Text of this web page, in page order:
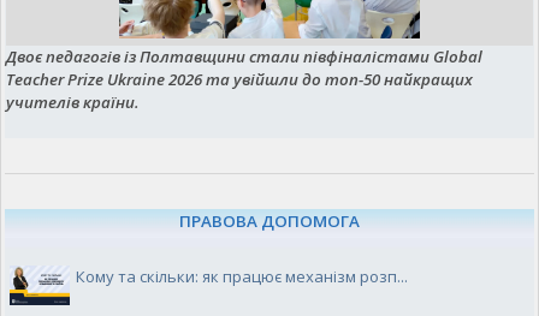
Двоє педагогів із Полтавщини стали півфіналістами Global
Teacher Prize Ukraine 2026 та увійшли до топ-50 найкращих
учителів країни.
ПРАВОВА ДОПОМОГА
Кому та скільки: як працює механізм розп...